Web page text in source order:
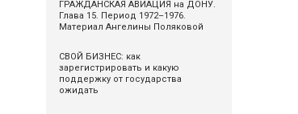
ГРАЖДАНСКАЯ АВИАЦИЯ на ДОНУ.
Глава 15. Период 1972–1976.
Материал Ангелины Поляковой
СВОЙ БИЗНЕС: как
зарегистрировать и какую
поддержку от государства
ожидать